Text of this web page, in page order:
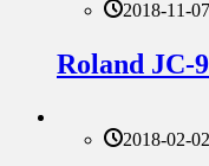
2018-11-07
Roland JC-
2018-02-02